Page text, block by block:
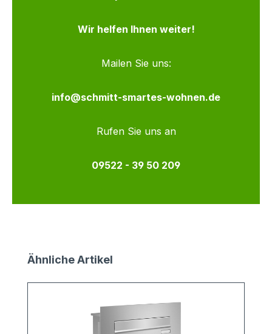
Wir helfen Ihnen weiter!
Mailen Sie uns:
info@schmitt-smartes-wohnen.de
Rufen Sie uns an
09522 - 39 50 209
Produktgalerie überspringen
Ähnliche Artikel